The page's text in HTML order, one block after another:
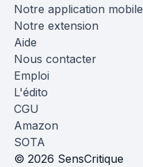
Notre application mobile
Notre extension
Aide
Nous contacter
Emploi
L'édito
CGU
Amazon
SOTA
© 2026 SensCritique